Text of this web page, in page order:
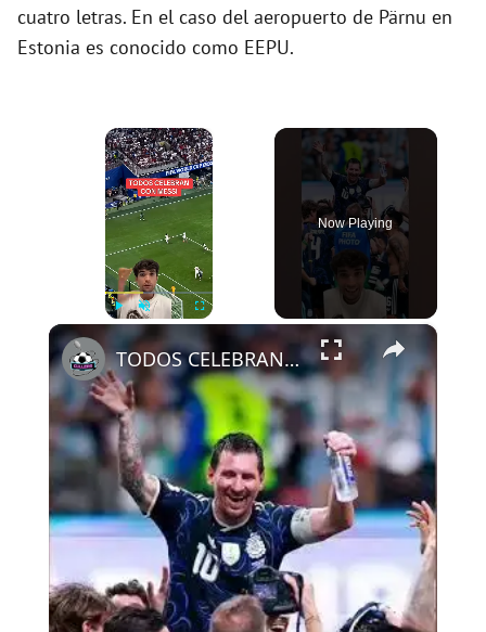
cuatro letras. En el caso del aeropuerto de Pärnu en
Estonia es conocido como EEPU.
×
Now Playing
×
TODOS CELEBRAN CON MESSI